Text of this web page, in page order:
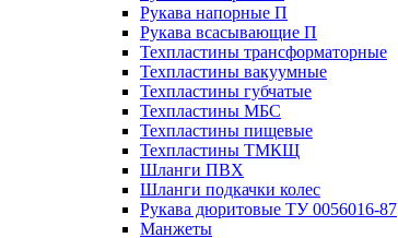
Рукава напорные П
Рукава всасывающие П
Техпластины трансформаторные
Техпластины вакуумные
Техпластины губчатые
Техпластины МБС
Техпластины пищевые
Техпластины ТМКЩ
Шланги ПВХ
Шланги подкачки колес
Рукава дюритовые ТУ 0056016-87
Манжеты